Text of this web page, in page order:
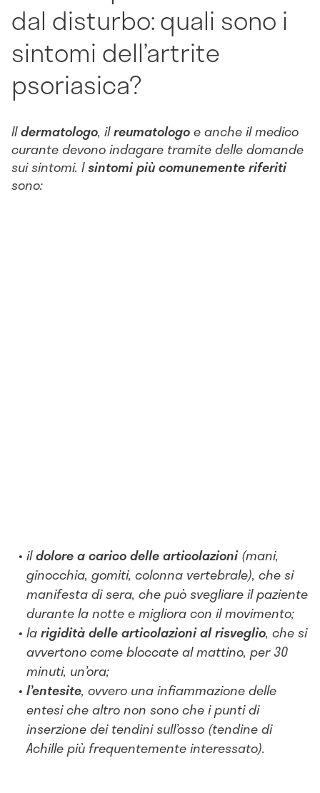
dal disturbo: quali sono i
sintomi dell’artrite
psoriasica?
Ildermatologo, ilreumatologoe anche il medico
curante devono indagare tramite delle domande
sui sintomi. Isintomi più comunemente riferiti
sono:
ildolore a carico delle articolazioni(mani,
ginocchia, gomiti, colonna vertebrale), che si
manifesta di sera, che può svegliare il paziente
durante la notte e migliora con il movimento;
larigidità delle articolazioni al risveglio, che si
avvertono come bloccate al mattino, per 30
minuti, un’ora;
l’entesite, ovvero una infiammazione delle
entesi che altro non sono che i punti di
inserzione dei tendini sull’osso (tendine di
Achille più frequentemente interessato).